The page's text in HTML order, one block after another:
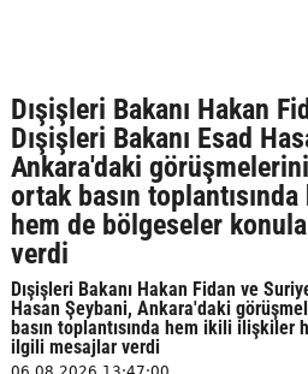
Dışişleri Bakanı Hakan
Dışişleri Bakanı Esad
Ankara'daki
ortak basın
hem de bölgeseler
verdi
Dışişleri Bakanı Hakan Fidan ve
Hasan Şeybani, Ankara'daki
basın toplantısında hem ikili ilişkiler
ilgili mesajlar verdi